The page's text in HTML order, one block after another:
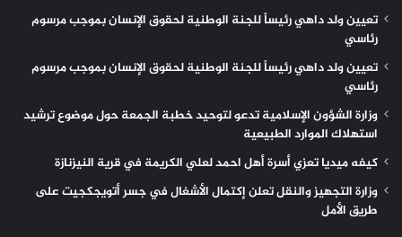
تعيين ولد داهي رئيساً للجنة الوطنية لحقوق الإنسان بموجب مرسوم
رئاسي
تعيين ولد داهي رئيساً للجنة الوطنية لحقوق الإنسان بموجب مرسوم
رئاسي
وزارة الشؤون الإسلامية تدعو لتوحيد خطبة الجمعة حول موضوع ترشيد
استهلاك الموارد الطبيعية
كيفه ميديا تعزي أسرة أهل احمد لعلي الكريمة في قرية النيزنازة
وزارة التجهيز والنقل تعلن إكتمال الأشغال في جسر أتويجكجيت على
طريق الأمل